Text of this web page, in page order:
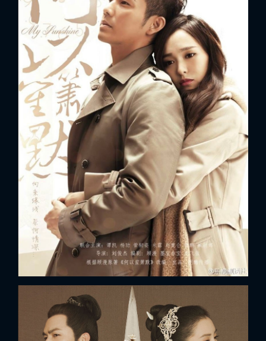
x
ĐĂNG NHẬP